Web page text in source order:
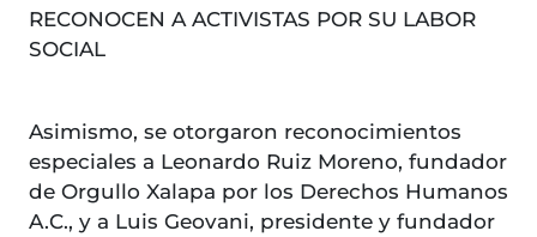
RECONOCEN A ACTIVISTAS POR SU LABOR
SOCIAL
Asimismo, se otorgaron reconocimientos
especiales a Leonardo Ruiz Moreno, fundador
de Orgullo Xalapa por los Derechos Humanos
A.C., y a Luis Geovani, presidente y fundador